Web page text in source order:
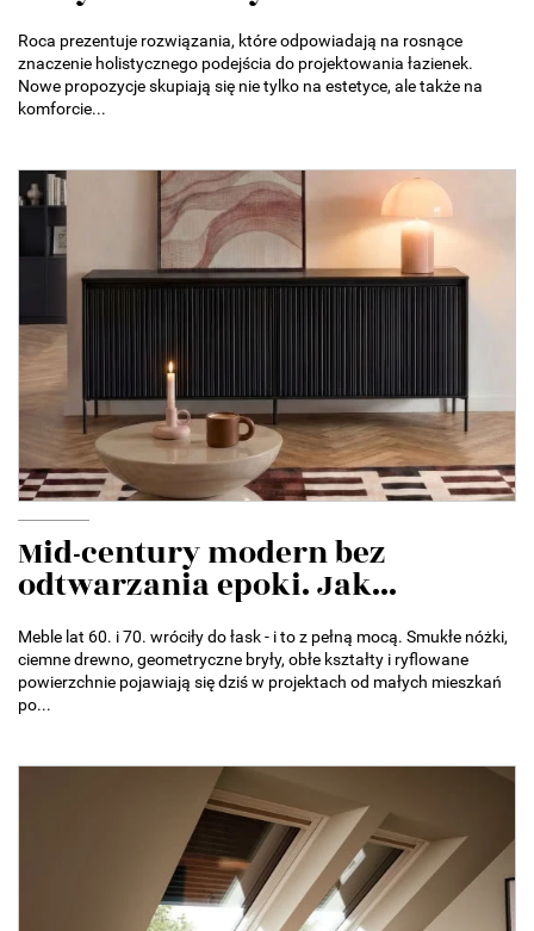
Roca prezentuje rozwiązania, które odpowiadają na rosnące
znaczenie holistycznego podejścia do projektowania łazienek.
Nowe propozycje skupiają się nie tylko na estetyce, ale także na
komforcie...
Mid-century modern bez
odtwarzania epoki. Jak...
Meble lat 60. i 70. wróciły do łask - i to z pełną mocą. Smukłe nóżki,
ciemne drewno, geometryczne bryły, obłe kształty i ryflowane
powierzchnie pojawiają się dziś w projektach od małych mieszkań
po...